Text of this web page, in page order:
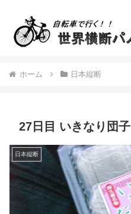
ホーム 日本縦断
27日目 いきなり団子
日本縦断